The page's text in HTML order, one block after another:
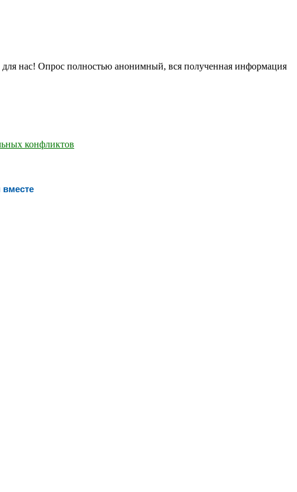
нас! Опрос полностью анонимный, вся полученная информация